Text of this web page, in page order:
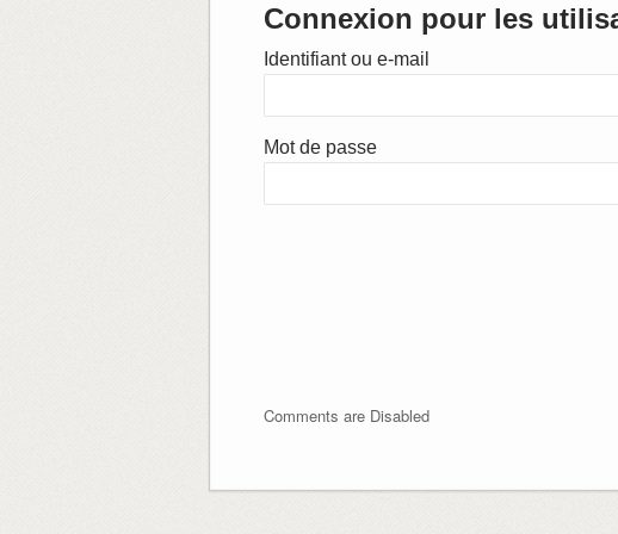
Connexion pour les
Identifiant ou e-mail
Mot de passe
Comments are Disabled